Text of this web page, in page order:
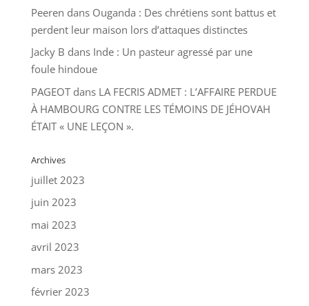
Peeren dans Ouganda : Des chrétiens sont battus et
perdent leur maison lors d’attaques distinctes
Jacky B dans Inde : Un pasteur agressé par une
foule hindoue
PAGEOTdans LA FECRIS ADMET : L’AFFAIRE PERDUE
À HAMBOURG CONTRE LES TÉMOINS DE JÉHOVAH
ÉTAIT « UNE LEÇON ».
Archives
juillet 2023
juin 2023
mai 2023
avril 2023
mars 2023
février 2023